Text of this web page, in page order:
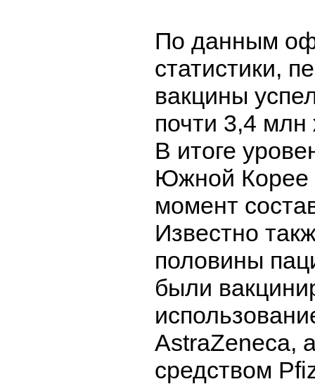
По данным
статистики,
вакцины
почти 3,4
В итоге
Южной Корее
момент
Известно
половины
были
AstraZeneca,
средством